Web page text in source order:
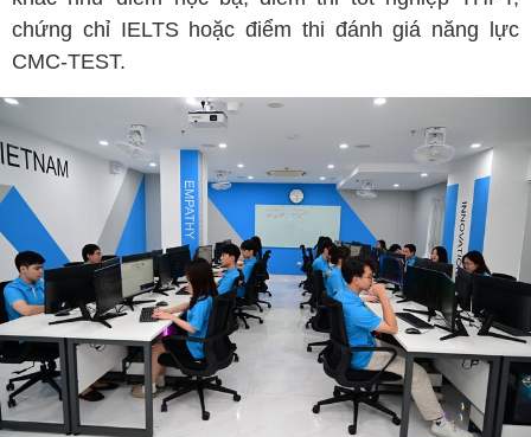
chứng chỉ IELTS hoặc điểm thi đánh giá năng lực
CMC-TEST.